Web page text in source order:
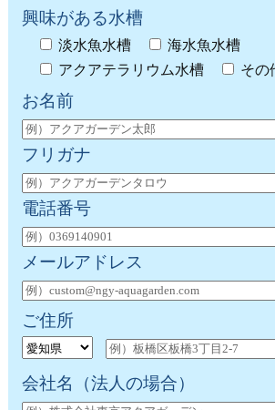
興味がある水槽
淡水魚水槽
海水魚水槽
アクアテラリウム水槽
その
お名前
フリガナ
電話番号
メールアドレス
ご住所
会社名 （法人の場合）